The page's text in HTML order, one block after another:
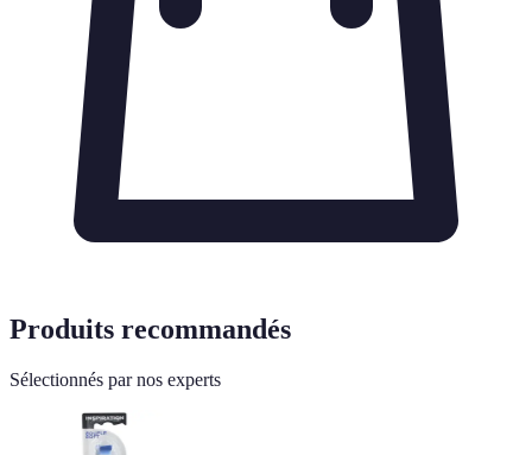
Produits recommandés
Sélectionnés par nos experts